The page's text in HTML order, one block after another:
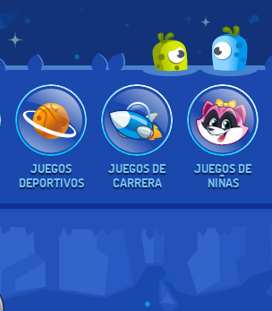
JUEGOS
DEPORTIVOS
JUEGOS DE
CARRERA
JUEGOS DE
NIÑAS